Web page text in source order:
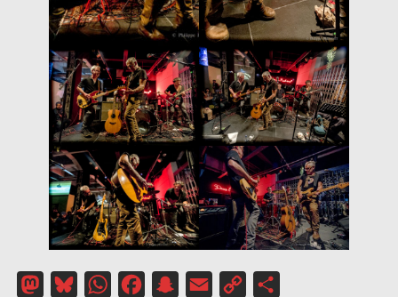
MastodonBlueskyWhatsAppFacebookSnapchat
Email Copy